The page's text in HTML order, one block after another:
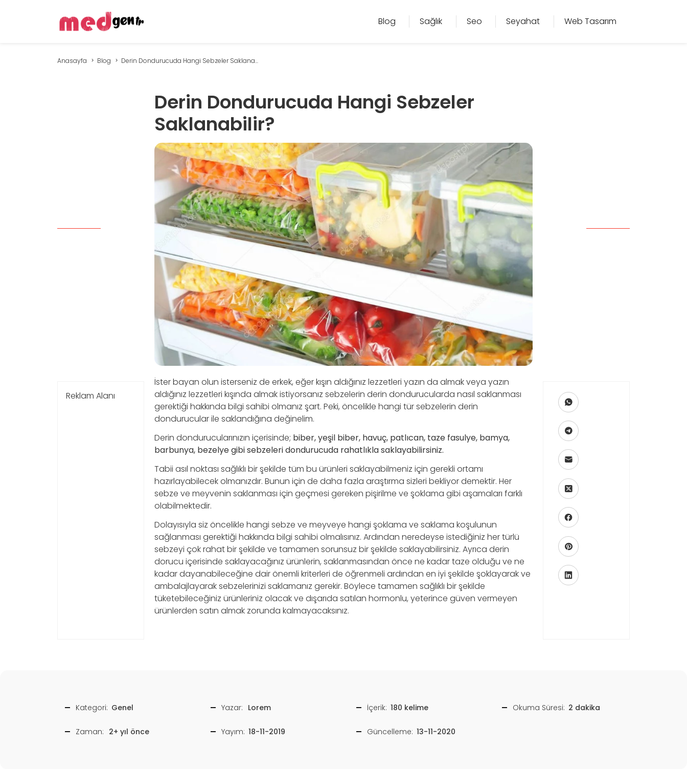
Blog Sağlık Seo Seyahat Web Tasarım
Anasayfa Blog Derin Dondurucuda Hangi Sebzeler Saklana...
Derin Dondurucuda Hangi Sebzeler
Saklanabilir?
Reklam Alanı
İster bayan olun isterseniz de erkek, eğer kışın aldığınız lezzetleri yazın da almak veya yazın
aldığınız lezzetleri kışında almak istiyorsanız sebzelerin derin dondurucularda nasıl saklanması
gerektiği hakkında bilgi sahibi olmanız şart. Peki, öncelikle hangi tür sebzelerin derin
dondurucular ile saklandığına değinelim.
Derin dondurucularınızın içerisinde; biber, yeşil biber, havuç, patlıcan, taze fasulye, bamya,
barbunya, bezelye gibi sebzeleri dondurucuda rahatlıkla saklayabilirsiniz.
Tabii asıl noktası sağlıklı bir şekilde tüm bu ürünleri saklayabilmeniz için gerekli ortamı
hazırlayabilecek olmanızdır. Bunun için de daha fazla araştırma sizleri bekliyor demektir. Her
sebze ve meyvenin saklanması için geçmesi gereken pişirilme ve şoklama gibi aşamaları farklı
olabilmektedir.
Dolayısıyla siz öncelikle hangi sebze ve meyveye hangi şoklama ve saklama koşulunun
sağlanması gerektiği hakkında bilgi sahibi olmalısınız. Ardından neredeyse istediğiniz her türlü
sebzeyi çok rahat bir şekilde ve tamamen sorunsuz bir şekilde saklayabilirsiniz. Ayrıca derin
dorucu içerisinde saklayacağınız ürünlerin, saklanmasından önce ne kadar taze olduğu ve ne
kadar dayanabileceğine dair önemli kriterleri de öğrenmeli ardından en iyi şekilde şoklayarak ve
ambalajlayarak sebzelerinizi saklamanız gerekir. Böylece tamamen sağlıklı bir şekilde
tüketebileceğiniz ürünleriniz olacak ve dışarıda satılan hormonlu, yeterince güven vermeyen
ürünlerden satın almak zorunda kalmayacaksınız.
Kategori: Genel Yazar: Lorem İçerik: 180 kelime Okuma Süresi: 2 dakika
Zaman: 2+ yıl önce Yayım: 18-11-2019 Güncelleme: 13-11-2020